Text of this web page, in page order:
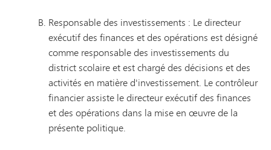
Responsable des investissements : Le directeur
exécutif des finances et des opérations est désigné
comme responsable des investissements du
district scolaire et est chargé des décisions et des
activités en matière d'investissement. Le contrôleur
financier assiste le directeur exécutif des finances
et des opérations dans la mise en œuvre de la
présente politique.